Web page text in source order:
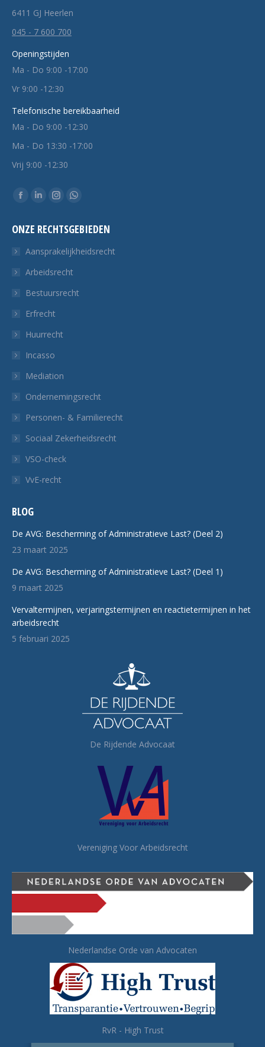
6411 GJ Heerlen
045 - 7 600 700
Openingstijden
Ma - Do 9:00 -17:00
Vr 9:00 -12:30
Telefonische bereikbaarheid
Ma - Do 9:00 -12:30
Ma - Do 13:30 -17:00
Vrij 9:00 -12:30
Vind ons op:
Facebook
opent
nieuw
tabblad
Linkedin
opent
in
nieuw
tabblad
Instagram
opent
in
nieuw
tabblad
Whatsapp
opent
in
tabblad
ONZE RECHTSGEBIEDEN
Aansprakelijkheidsrecht
Arbeidsrecht
Bestuursrecht
Erfrecht
Huurrecht
Incasso
Mediation
Ondernemingsrecht
Personen- & Familierecht
Sociaal Zekerheidsrecht
VSO-check
VvE-recht
BLOG
De AVG: Bescherming of Administratieve Last? (Deel 2)
23 maart 2025
De AVG: Bescherming of Administratieve Last? (Deel 1)
9 maart 2025
Vervaltermijnen, verjaringstermijnen en reactietermijnen in het
arbeidsrecht
5 februari 2025
De Rijdende Advocaat
Vereniging Voor Arbeidsrecht
Nederlandse Orde van Advocaten
RvR - High Trust